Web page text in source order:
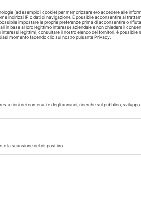
D
tra livelli sufficienti di vitamina D e
dentali
elettroniche sulla